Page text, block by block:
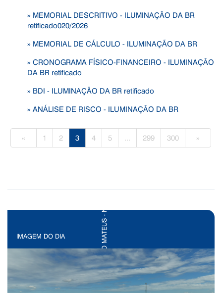
» MEMORIAL DESCRITIVO - ILUMINAÇÃO DA BR
retificado020/2026
» MEMORIAL DE CÁLCULO - ILUMINAÇÃO DA BR
» CRONOGRAMA FÍSICO-FINANCEIRO - ILUMINAÇÃO
DA BR retificado
» BDI - ILUMINAÇÃO DA BR retificado
» ANÁLISE DE RISCO - ILUMINAÇÃO DA BR
« 1 2 3 4 5 ... 299 300 »
IMAGEM DO DIA